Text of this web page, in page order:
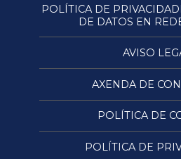
POLÍTICA DE
DE DATOS EN
AVISO
AXENDA DE
POLÍTICA DE
POLÍTICA DE